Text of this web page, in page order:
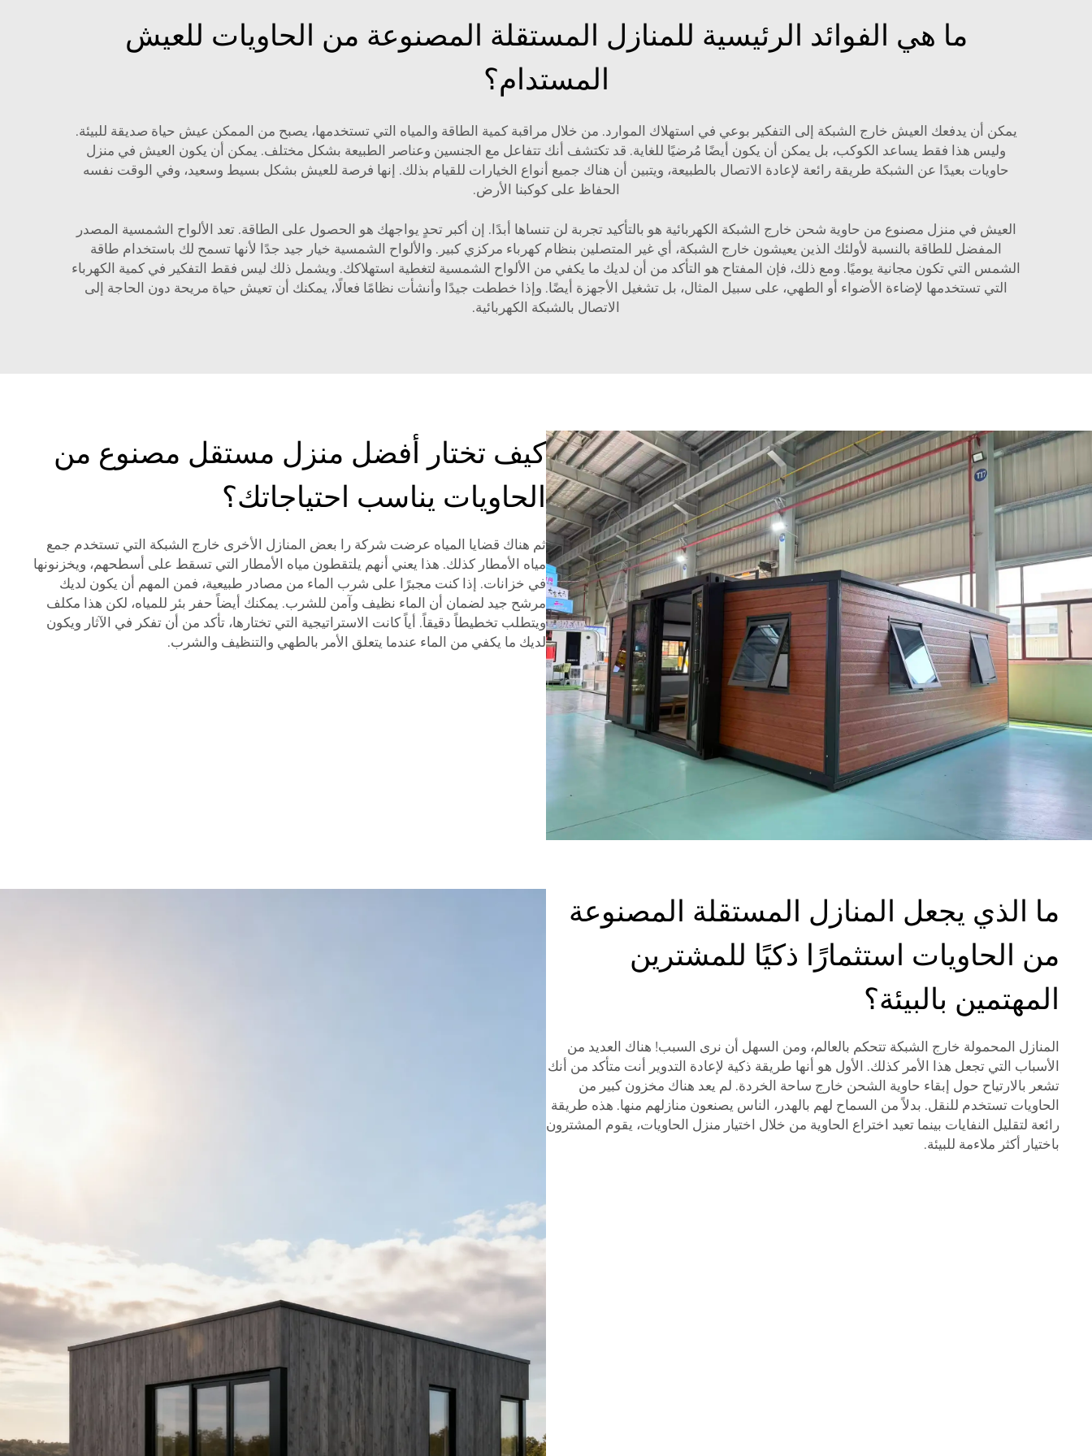
ما هي الفوائد الرئيسية للمنازل المستقلة المصنوعة من الحاويات للعيش
المستدام؟
يمكن أن يدفعك العيش خارج الشبكة إلى التفكير بوعي في استهلاك الموارد. من خلال مراقبة كمية الطاقة والمياه التي تستخدمها، يصبح من الممكن عيش حياة صديقة للبيئة.
وليس هذا فقط يساعد الكوكب، بل يمكن أن يكون أيضًا مُرضيًا للغاية. قد تكتشف أنك تتفاعل مع الجنسين وعناصر الطبيعة بشكل مختلف. يمكن أن يكون العيش في منزل
حاويات بعيدًا عن الشبكة طريقة رائعة لإعادة الاتصال بالطبيعة، ويتبين أن هناك جميع أنواع الخيارات للقيام بذلك. إنها فرصة للعيش بشكل بسيط وسعيد، وفي الوقت نفسه
الحفاظ على كوكبنا الأرض.
العيش في منزل مصنوع من حاوية شحن خارج الشبكة الكهربائية هو بالتأكيد تجربة لن تنساها أبدًا. إن أكبر تحدٍ يواجهك هو الحصول على الطاقة. تعد الألواح الشمسية المصدر
المفضل للطاقة بالنسبة لأولئك الذين يعيشون خارج الشبكة، أي غير المتصلين بنظام كهرباء مركزي كبير. والألواح الشمسية خيار جيد جدًا لأنها تسمح لك باستخدام طاقة
الشمس التي تكون مجانية يوميًا. ومع ذلك، فإن المفتاح هو التأكد من أن لديك ما يكفي من الألواح الشمسية لتغطية استهلاكك. ويشمل ذلك ليس فقط التفكير في كمية الكهرباء
التي تستخدمها لإضاءة الأضواء أو الطهي، على سبيل المثال، بل تشغيل الأجهزة أيضًا. وإذا خططت جيدًا وأنشأت نظامًا فعالًا، يمكنك أن تعيش حياة مريحة دون الحاجة إلى
الاتصال بالشبكة الكهربائية.
كيف تختار أفضل منزل مستقل مصنوع من
الحاويات يناسب احتياجاتك؟
ثم هناك قضايا المياه عرضت شركة را بعض المنازل الأخرى خارج الشبكة التي تستخدم جمع
مياه الأمطار كذلك. هذا يعني أنهم يلتقطون مياه الأمطار التي تسقط على أسطحهم، ويخزنونها
في خزانات. إذا كنت مجبرًا على شرب الماء من مصادر طبيعية، فمن المهم أن يكون لديك
مرشح جيد لضمان أن الماء نظيف وآمن للشرب. يمكنك أيضاً حفر بئر للمياه، لكن هذا مكلف
ويتطلب تخطيطاً دقيقاً. أياً كانت الاستراتيجية التي تختارها، تأكد من أن تفكر في الآثار ويكون
لديك ما يكفي من الماء عندما يتعلق الأمر بالطهي والتنظيف والشرب.
ما الذي يجعل المنازل المستقلة المصنوعة
من الحاويات استثمارًا ذكيًا للمشترين
المهتمين بالبيئة؟
المنازل المحمولة خارج الشبكة تتحكم بالعالم، ومن السهل أن نرى السبب! هناك العديد من
الأسباب التي تجعل هذا الأمر كذلك. الأول هو أنها طريقة ذكية لإعادة التدوير أنت متأكد من أنك
تشعر بالارتياح حول إبقاء حاوية الشحن خارج ساحة الخردة. لم يعد هناك مخزون كبير من
الحاويات تستخدم للنقل. بدلاً من السماح لهم بالهدر، الناس يصنعون منازلهم منها. هذه طريقة
رائعة لتقليل النفايات بينما تعيد اختراع الحاوية من خلال اختيار منزل الحاويات، يقوم المشترون
باختيار أكثر ملاءمة للبيئة.